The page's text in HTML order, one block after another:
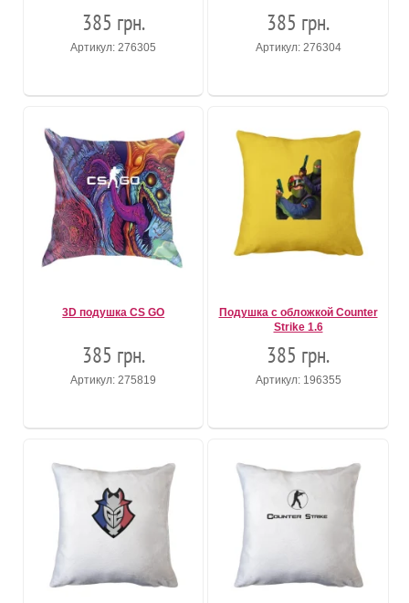
385 грн.
Артикул: 276305
385 грн.
Артикул: 276304
3D подушка CS GO
385 грн.
Артикул: 275819
Подушка с обложкой Counter
Strike 1.6
385 грн.
Артикул: 196355